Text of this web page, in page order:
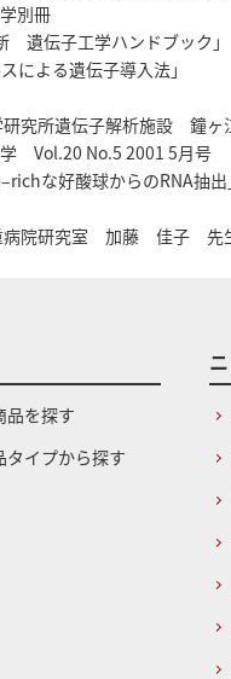
別冊
伝子工学ハンドブック」
による遺伝子導入法」
研究所遺伝子解析施設
Vol.20 No.5 2001 5月号
な好酸球からのRNA抽出
病院研究室 加藤 佳子
品を探す
タイプから探す